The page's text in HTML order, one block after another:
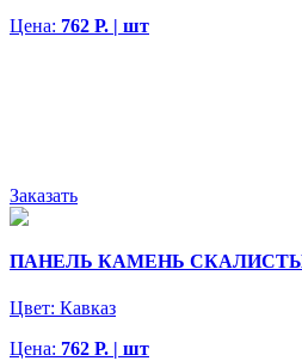
Цена: 762 Р. | шт
Заказать
ПАНЕЛЬ КАМЕНЬ
Цвет: Кавказ
Цена: 762 Р. | шт